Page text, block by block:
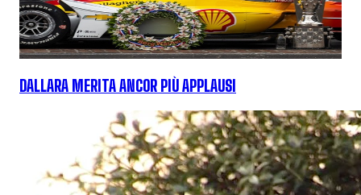
DALLARA MERITA ANCOR PIÙ APPLAUSI